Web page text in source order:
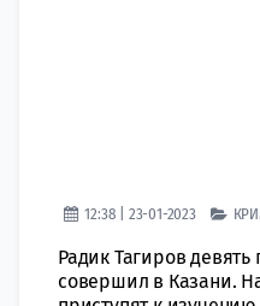
12:38 | 23-01-2023
Радик Тагиров девять
совершил в Казани.